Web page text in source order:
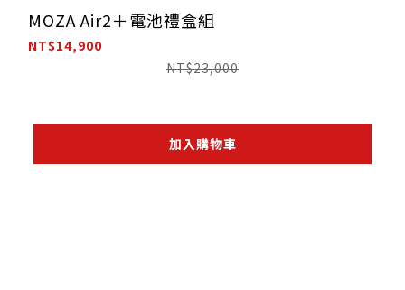
MOZA Air2＋電池禮盒組
NT$14,900
NT$23,000
加入購物車